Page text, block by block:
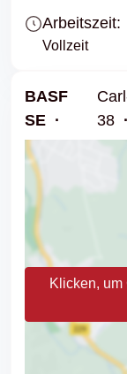
Arbeitszeit:
Vollzeit
BASF
SE
38
Klicken, um